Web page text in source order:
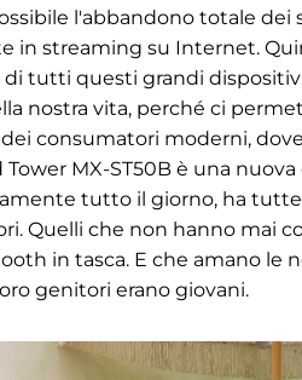
l'abbandono totale dei
in streaming su Internet.
tutti questi grandi
nostra vita, perché ci
consumatori moderni,
MX-ST50B è una
tutto il giorno, ha
Quelli che non hanno mai
in tasca. E che amano le
genitori erano giovani.